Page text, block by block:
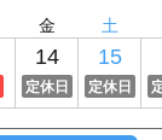
金
14
定休日
土
15
定休日